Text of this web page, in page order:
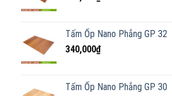
Tấm Ốp Nano Phẳng GP 32
340,000₫
Tấm Ốp Nano Phẳng GP 30